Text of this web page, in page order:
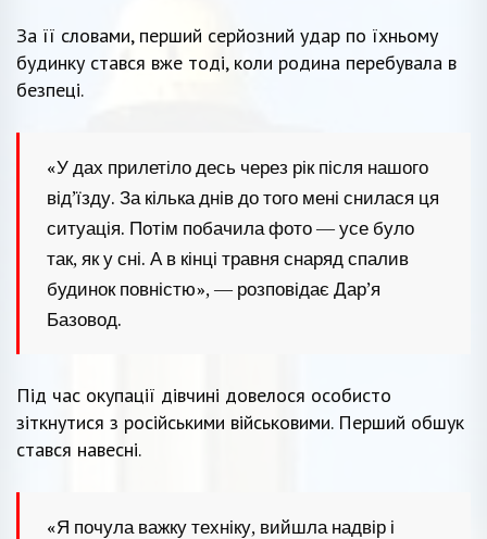
За її словами, перший серйозний удар по їхньому
будинку стався вже тоді, коли родина перебувала в
безпеці.
«У дах прилетіло десь через рік після нашого
від’їзду. За кілька днів до того мені снилася ця
ситуація. Потім побачила фото — усе було
так, як у сні. А в кінці травня снаряд спалив
будинок повністю», — розповідає Дар’я
Базовод.
Під час окупації дівчині довелося особисто
зіткнутися з російськими військовими. Перший обшук
стався навесні.
«Я почула важку техніку, вийшла надвір і